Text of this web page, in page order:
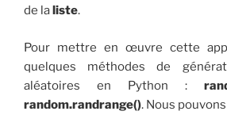
de laliste.
Pour mettre en œuvre cette
quelques méthodes de
aléatoires en Python :
random.randrange(). Nous